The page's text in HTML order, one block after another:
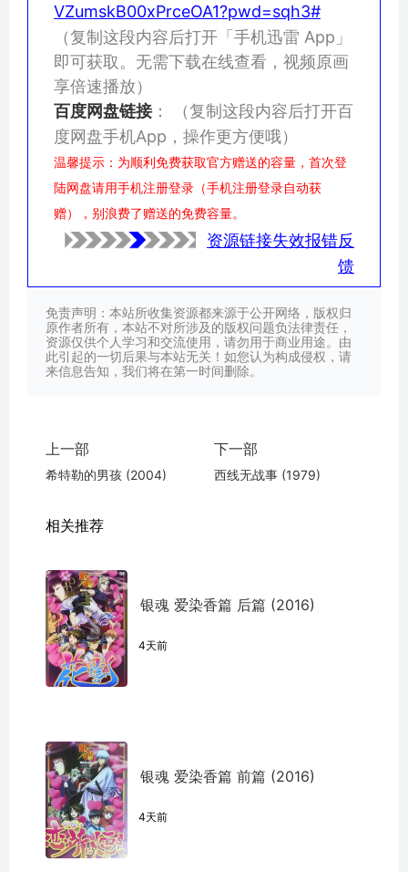
VZumskB00xPrceOA1?pwd=sqh3#
（复制这段内容后打开「手机迅雷 App」
即可获取。无需下载在线查看，视频原画
享倍速播放）
百度网盘链接：
（复制这段内容后打开百
度网盘手机App，操作更方便哦）
温馨提示：为顺利免费获取官方赠送的容量，首次登
陆网盘请用手机注册登录（手机注册登录自动获
赠），别浪费了赠送的免费容量。
资源链接失效报错反
馈
免责声明：本站所收集资源都来源于公开网络，版权归
原作者所有，本站不对所涉及的版权问题负法律责任，
资源仅供个人学习和交流使用，请勿用于商业用途。由
此引起的一切后果与本站无关！如您认为构成侵权，请
来信息告知，我们将在第一时间删除。
上一部
希特勒的男孩 (2004)
下一部
西线无战事 (1979)
相关推荐
银魂 爱染香篇 后篇 (2016)
4天前
银魂 爱染香篇 前篇 (2016)
4天前